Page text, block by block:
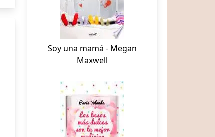
Soy una mamá - Megan
Maxwell